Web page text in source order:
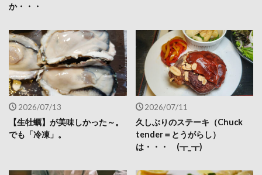
か・・・
2026/07/13
【生牡蠣】が美味しかった～。
でも「冷凍」。
2026/07/11
久しぶりのステーキ（Chuck
tender＝とうがらし）
は・・・ (┰_┰)